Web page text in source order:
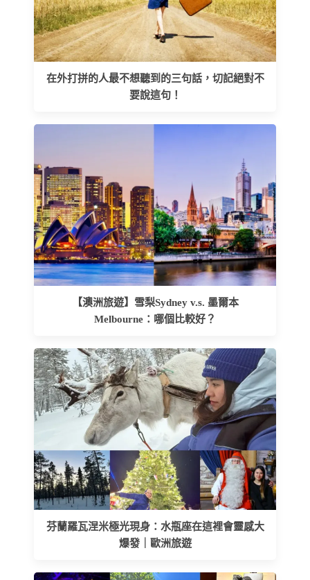
在外打拼的人最不想聽到的三句話，切記絕對不
要說這句！
【澳洲旅遊】雪梨Sydney v.s. 墨爾本
Melbourne：哪個比較好？
芬蘭羅瓦涅米極光現身：水瓶座在這裡會靈感大
爆發｜歐洲旅遊